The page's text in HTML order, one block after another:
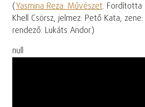
(Yasmina Reza: Művészet. Fordította
Khell Csörsz, jelmez: Pető Kata,
rendező: Lukáts Andor.)
null